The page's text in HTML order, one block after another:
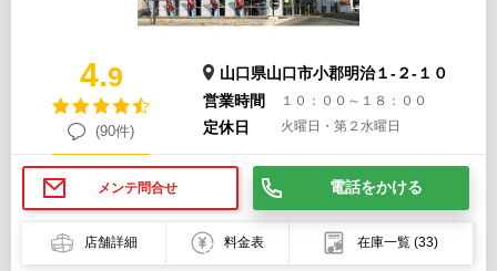
4.9
(90件)
山口県山口市小郡明治１-２-１０
営業時間
１０：００～１８：００
定休日 火曜日・第２水曜日
メンテ問合せ 電話をかける
店舗詳細 料金表 在庫一覧 (33)